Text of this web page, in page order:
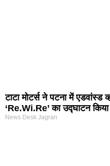
टाटा मोटर्स ने पटना में एडवांस्ड
‘Re.Wi.Re’ का उद्घाटन
News Desk Jagran